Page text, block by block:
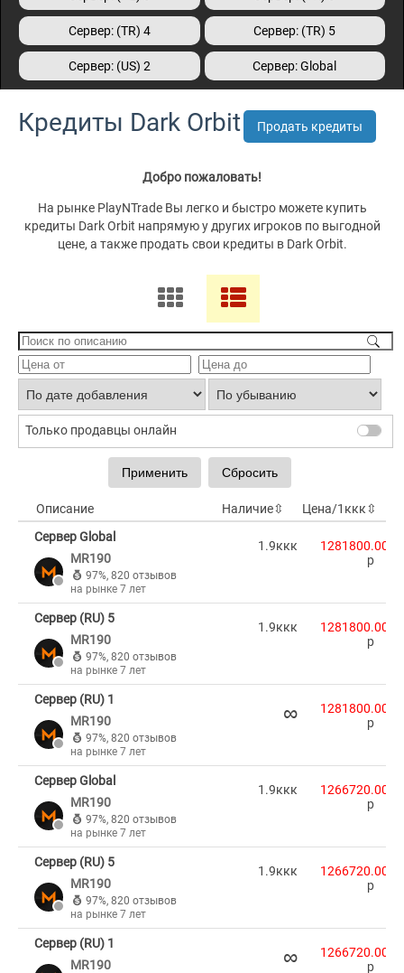
Сервер: (TR) 4 Сервер: (TR) 5
Сервер: (US) 2 Сервер: Global
Кредиты Dark Orbit Продать кредиты
Добро пожаловать!
На рынке PlayNTrade Вы легко и быстро можете купить
кредиты Dark Orbit напрямую у других игроков по выгодной
цене, а также продать свои кредиты в Dark Orbit.
Только продавцы онлайн
Цена/1ккк⇳
Наличие⇳
Описание
Сервер Global
MR190
97%, 820 отзывов
на рынке 7 лет
1.9ккк
1281800.00
p
Сервер (RU) 5
MR190
97%, 820 отзывов
на рынке 7 лет
1.9ккк
1281800.00
p
Сервер (RU) 1
MR190
97%, 820 отзывов
на рынке 7 лет
∞
1281800.00
p
Сервер Global
MR190
97%, 820 отзывов
на рынке 7 лет
1.9ккк
1266720.00
p
Сервер (RU) 5
MR190
97%, 820 отзывов
на рынке 7 лет
1.9ккк
1266720.00
p
Сервер (RU) 1
MR190
∞
1266720.00
p